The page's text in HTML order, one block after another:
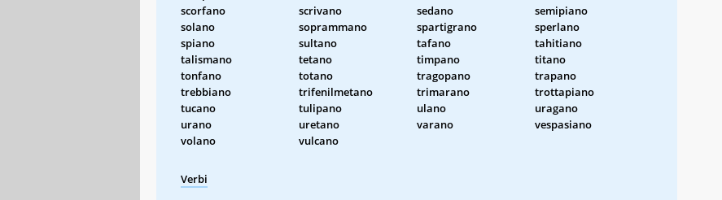
scorfano
scrivano sedano
semipiano
solano
soprammano spartigrano
sperlano
spiano
sultano tafano
tahitiano
talismano
tetano timpano
titano
tonfano
totano tragopano
trapano
trebbiano
trifenilmetano trimarano
trottapiano
tucano
tulipano ulano
uragano
urano
uretano varano
vespasiano
volano
vulcano
Verbi